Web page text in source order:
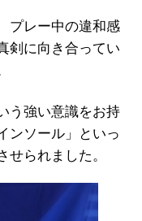
プレー中の違和感
剣に向き合ってい
う強い意識をお持
ンソール」といっ
せられました。